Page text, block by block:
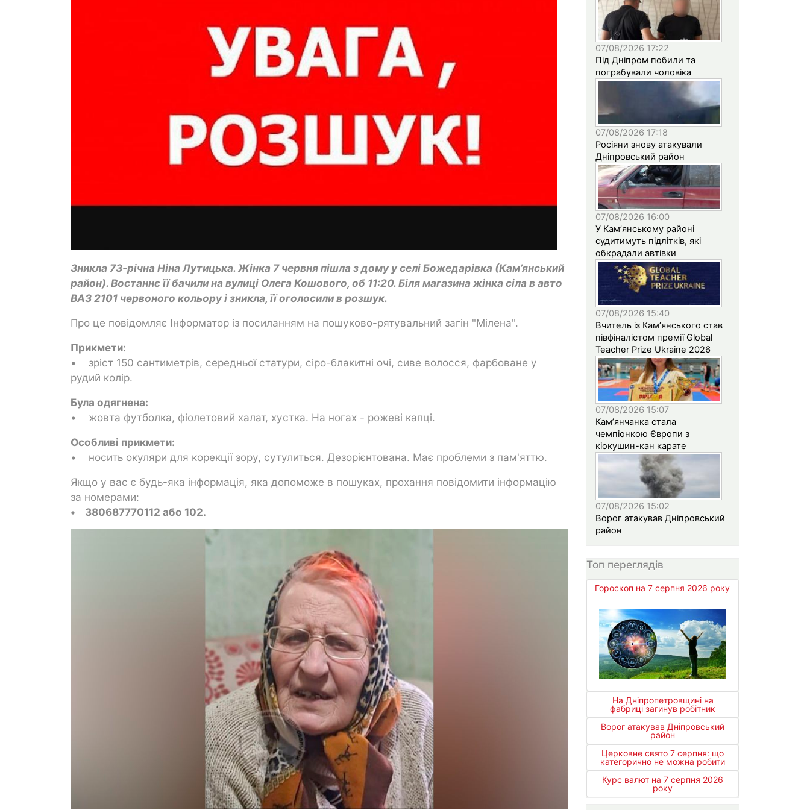
Зникла 73-річна Ніна Лутицька. Жінка 7 червня пішла з дому у селі Божедарівка (Кам’янський
район). Востаннє її бачили на вулиці Олега Кошового, об 11:20. Біля магазина жінка сіла в авто
ВАЗ 2101 червоного кольору і зникла, її оголосили в розшук.
Про це повідомляє Інформатор із посиланням на пошуково-рятувальний загін "Мілена".
Прикмети:
• зріст 150 сантиметрів, середньої статури, сіро-блакитні очі, сиве волосся, фарбоване у
рудий колір.
Була одягнена:
• жовта футболка, фіолетовий халат, хустка. На ногах - рожеві капці.
Особливі прикмети:
• носить окуляри для корекції зору, сутулиться. Дезорієнтована. Має проблеми з пам'яттю.
Якщо у вас є будь-яка інформація, яка допоможе в пошуках, прохання повідомити інформацію
за номерами:
• 380687770112 або 102.
07/08/2026 17:22
Під Дніпром побили та
пограбували чоловіка
07/08/2026 17:18
Росіяни знову атакували
Дніпровський район
07/08/2026 16:00
У Кам’янському районі
судитимуть підлітків, які
обкрадали автівки
07/08/2026 15:40
Вчитель із Кам’янського став
півфіналістом премії Global
Teacher Prize Ukraine 2026
07/08/2026 15:07
Кам’янчанка стала
чемпіонкою Європи з
кіокушин-кан карате
07/08/2026 15:02
Ворог атакував Дніпровський
район
Топ переглядів
Гороскоп на 7 серпня 2026 року
На Дніпропетровщині на
фабриці загинув робітник
Ворог атакував Дніпровський
район
Церковне свято 7 серпня: що
категорично не можна робити
Курс валют на 7 серпня 2026
року